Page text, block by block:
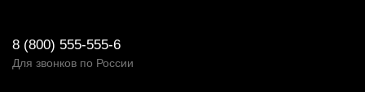
8 (800) 555-555-6
Для звонков по России